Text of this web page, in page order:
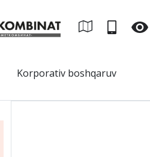
Korporativ boshqaruv